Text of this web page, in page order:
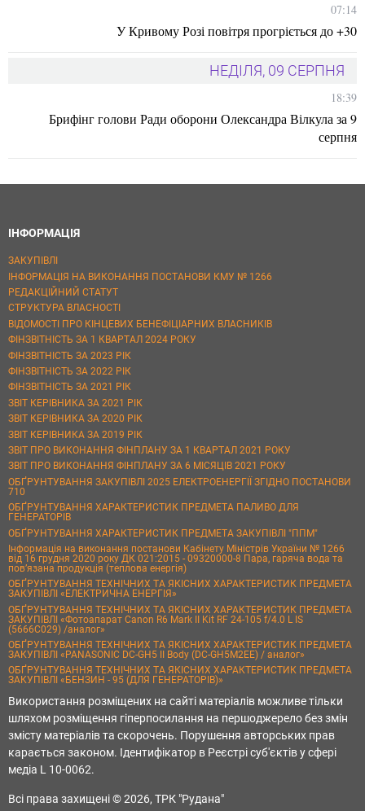
07:14
У Кривому Розі повітря прогріється до +30
НЕДІЛЯ, 09 СЕРПНЯ
18:39
Брифінг голови Ради оборони Олександра Вілкула за 9
серпня
ІНФОРМАЦІЯ
ЗАКУПІВЛІ
ІНФОРМАЦІЯ НА ВИКОНАННЯ ПОСТАНОВИ КМУ № 1266
РЕДАКЦІЙНИЙ СТАТУТ
СТРУКТУРА ВЛАСНОСТІ
ВІДОМОСТІ ПРО КІНЦЕВИХ БЕНЕФІЦІАРНИХ ВЛАСНИКІВ
ФІНЗВІТНІСТЬ ЗА 1 КВАРТАЛ 2024 РОКУ
ФІНЗВІТНІСТЬ ЗА 2023 РІК
ФІНЗВІТНІСТЬ ЗА 2022 РІК
ФІНЗВІТНІСТЬ ЗА 2021 РІК
ЗВІТ КЕРІВНИКА ЗА 2021 РІК
ЗВІТ КЕРІВНИКА ЗА 2020 РІК
ЗВІТ КЕРІВНИКА ЗА 2019 РІК
ЗВІТ ПРО ВИКОНАННЯ ФІНПЛАНУ ЗА 1 КВАРТАЛ 2021 РОКУ
ЗВІТ ПРО ВИКОНАННЯ ФІНПЛАНУ ЗА 6 МІСЯЦІВ 2021 РОКУ
ОБҐРУНТУВАННЯ ЗАКУПІВЛІ 2025 ЕЛЕКТРОЕНЕРГІЇ ЗГІДНО ПОСТАНОВИ
710
ОБҐРУНТУВАННЯ ХАРАКТЕРИСТИК ПРЕДМЕТА ПАЛИВО ДЛЯ
ГЕНЕРАТОРІВ
ОБҐРУНТУВАННЯ ХАРАКТЕРИСТИК ПРЕДМЕТА ЗАКУПІВЛІ "ППМ"
Інформація на виконання постанови Кабінету Міністрів України № 1266
від 16 грудня 2020 року ДК 021:2015 - 09320000-8 Пара, гаряча вода та
пов’язана продукція (теплова енергія)
ОБҐРУНТУВАННЯ ТЕХНІЧНИХ ТА ЯКІСНИХ ХАРАКТЕРИСТИК ПРЕДМЕТА
ЗАКУПІВЛІ «ЕЛЕКТРИЧНА ЕНЕРГІЯ»
ОБҐРУНТУВАННЯ ТЕХНІЧНИХ ТА ЯКІСНИХ ХАРАКТЕРИСТИК ПРЕДМЕТА
ЗАКУПІВЛІ «Фотоапарат Canon R6 Mark II Kit RF 24-105 f/4.0 L IS
(5666C029) /аналог»
ОБҐРУНТУВАННЯ ТЕХНІЧНИХ ТА ЯКІСНИХ ХАРАКТЕРИСТИК ПРЕДМЕТА
ЗАКУПІВЛІ «PANASONIC DC-GH5 II Body (DC-GH5M2EE) / аналог»
ОБҐРУНТУВАННЯ ТЕХНІЧНИХ ТА ЯКІСНИХ ХАРАКТЕРИСТИК ПРЕДМЕТА
ЗАКУПІВЛІ «БЕНЗИН - 95 (ДЛЯ ГЕНЕРАТОРІВ)»
Використання розміщених на сайті матеріалів можливе тільки
шляхом розміщення гіперпосилання на першоджерело без змін
змісту матеріалів та скорочень. Порушення авторських прав
карається законом. Ідентифікатор в Реєстрі суб'єктів у сфері
медіа L 10-0062.
Всі права захищені © 2026, ТРК "Рудана"